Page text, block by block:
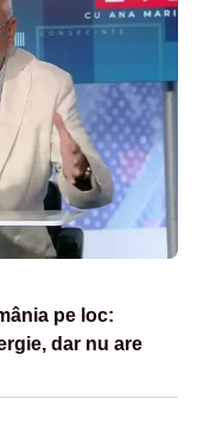
pe loc:
dar nu are